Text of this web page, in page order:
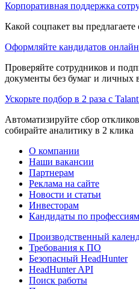
Корпоративная поддержка
Какой соцпакет вы
Оформляйте кандидатов онлайн
Проверяйте сотрудников и
документы без бумаг и личных
Ускорьте подбор в 2 раза с
Автоматизируйте сбор
собирайте аналитику в 2 клика
О компании
Наши вакансии
Партнерам
Реклама на сайте
Новости и статьи
Инвесторам
Кандидаты по профессиям
Производственный
Требования к ПО
Безопасный HeadHunter
HeadHunter API
Поиск работы